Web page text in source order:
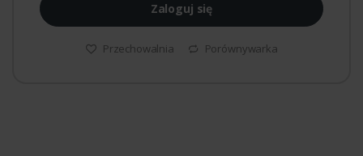
Zaloguj się
Przechowalnia Porównywarka